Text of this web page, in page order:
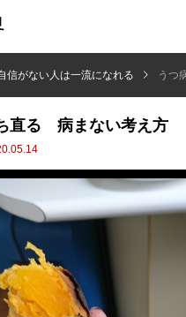
信がない人は一流になれる うつ病か
直る 病まない考え方